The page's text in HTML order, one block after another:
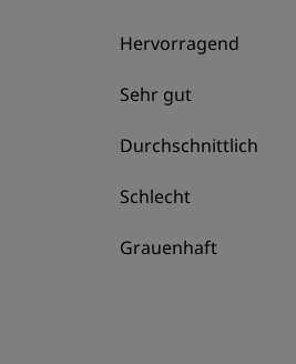
Hervorragend
Sehr gut
Durchschnittlich
Schlecht
Grauenhaft